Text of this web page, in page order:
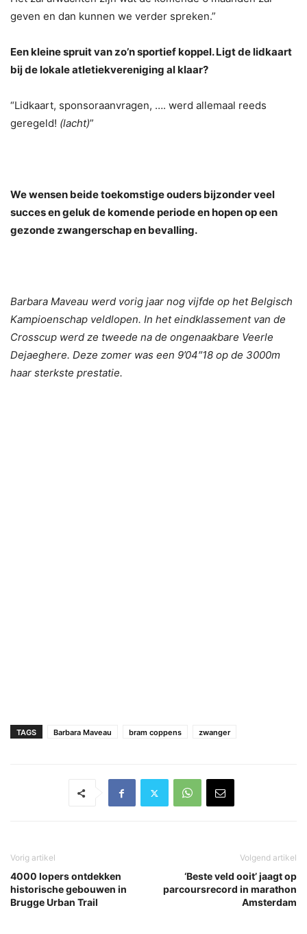
geven en dan kunnen we verder spreken.”
Een kleine spruit van zo’n sportief koppel. Ligt de lidkaart
bij de lokale atletiekvereniging al klaar?
“Lidkaart, sponsoraanvragen, …. werd allemaal reeds
geregeld! (lacht)”
We wensen beide toekomstige ouders bijzonder veel
succes en geluk de komende periode en hopen op een
gezonde zwangerschap en bevalling.
Barbara Maveau werd vorig jaar nog vijfde op het Belgisch
Kampioenschap veldlopen. In het eindklassement van de
Crosscup werd ze tweede na de ongenaakbare Veerle
Dejaeghere. Deze zomer was een 9’04″18 op de 3000m
haar sterkste prestatie.
TAGS Barbara Maveau bram coppens zwanger
Vorig artikel
4000 lopers ontdekken
historische gebouwen in
Brugge Urban Trail
Volgend artikel
‘Beste veld ooit’ jaagt op
parcoursrecord in marathon
Amsterdam